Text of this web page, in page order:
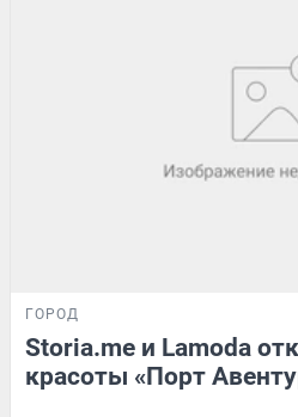
ГОРОД
Storia.me и Lamoda
красоты «Порт